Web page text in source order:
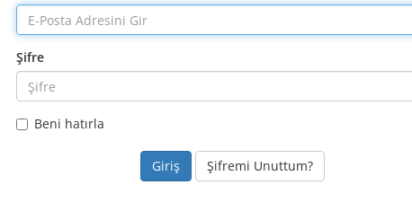
Şifre
Beni hatırla
Şifremi Unuttum?